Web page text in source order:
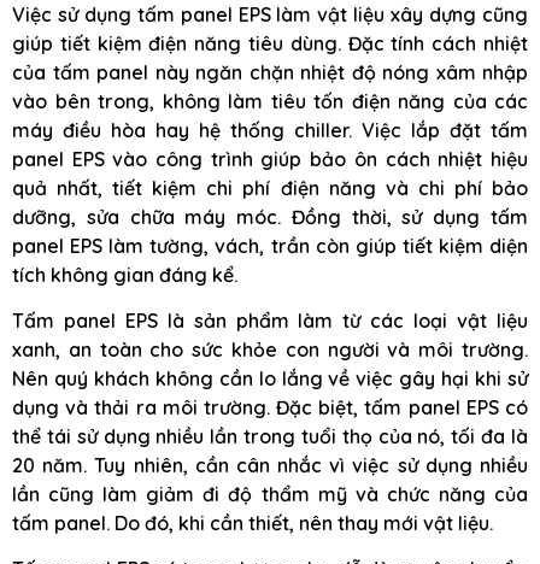
Việc sử dụng tấm panel EPS làm vật liệu xây dựng cũng
giúp tiết kiệm điện năng tiêu dùng. Đặc tính cách nhiệt
của tấm panel này ngăn chặn nhiệt độ nóng xâm nhập
vào bên trong, không làm tiêu tốn điện năng của các
máy điều hòa hay hệ thống chiller. Việc lắp đặt tấm
panel EPS vào công trình giúp bảo ôn cách nhiệt hiệu
quả nhất, tiết kiệm chi phí điện năng và chi phí bảo
dưỡng, sửa chữa máy móc. Đồng thời, sử dụng tấm
panel EPS làm tường, vách, trần còn giúp tiết kiệm diện
tích không gian đáng kể.
Tấm panel EPS là sản phẩm làm từ các loại vật liệu
xanh, an toàn cho sức khỏe con người và môi trường.
Nên quý khách không cần lo lắng về việc gây hại khi sử
dụng và thải ra môi trường. Đặc biệt, tấm panel EPS có
thể tái sử dụng nhiều lần trong tuổi thọ của nó, tối đa là
20 năm. Tuy nhiên, cần cân nhắc vì việc sử dụng nhiều
lần cũng làm giảm đi độ thẩm mỹ và chức năng của
tấm panel. Do đó, khi cần thiết, nên thay mới vật liệu.